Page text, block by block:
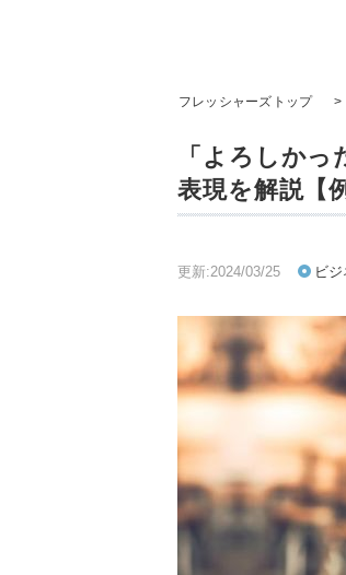
フレッシャーズトップ >
「よろしか
表現を解説【
更新:2024/03/25 ビ